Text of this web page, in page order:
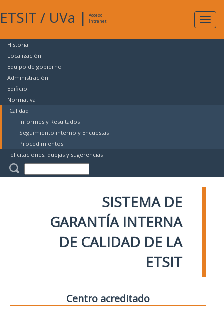
ETSIT / UVa |
Acceso
Intranet
Historia
Localización
Equipo de gobierno
Administración
Edificio
Normativa
Calidad
Informes y Resultados
Seguimiento interno y Encuestas
Procedimientos
Felicitaciones, quejas y sugerencias
SISTEMA DE
GARANTÍA INTERNA
DE CALIDAD DE LA
ETSIT
Centro acreditado